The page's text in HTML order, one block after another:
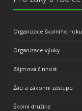
Organizace školního roku
Organizace výuky
Zájmová činnost
Žáci a zákonní zástupci
Školní družina